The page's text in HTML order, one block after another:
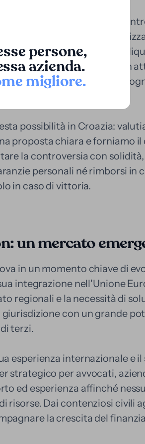
persone,
azienda.
migliore.
il finanziamento delle
permette anche la
un diritto futuro in
rilevante per le aziende con
ricorrenti che hanno
l'esito giudiziario.
possibilità in Croazia:
proposta chiara e forniamo
la controversia con
personali né rimborsi in
in caso di vittoria.
un mercato
in un momento chiave di
integrazione nell'Unione
regionali e la necessità di
con un grande
terzi.
esperienza internazionale e
strategico per avvocati,
ed esperienza affinché
risorse. Dai contenziosi civili
la crescita del